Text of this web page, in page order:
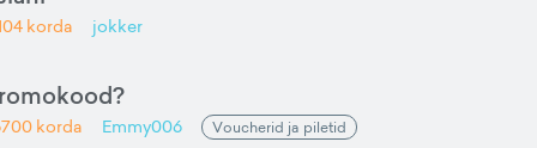
korda jokker
korda Emmy006 Voucherid ja piletid